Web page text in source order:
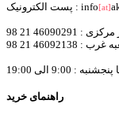
پست الکترونیک : info[at]
: 9:00 الی 19:00
راهنمای خرید